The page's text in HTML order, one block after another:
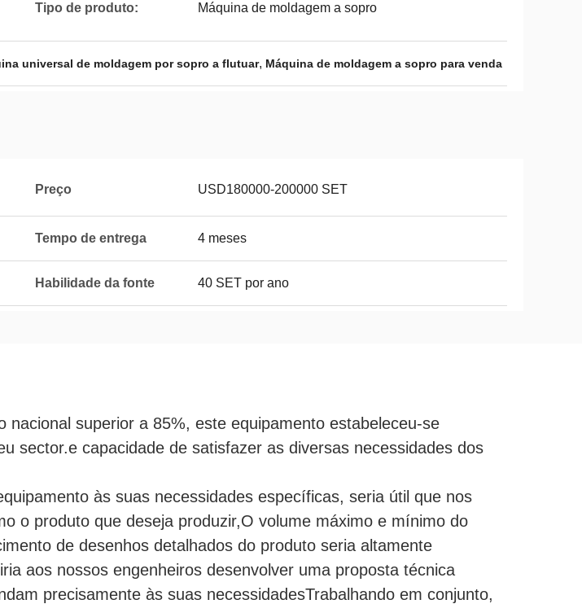
Tipo de produto: Máquina de moldagem a sopro
universal de moldagem por sopro a flutuar, Máquina de moldagem a sopro para venda
Preço USD180000-200000 SET
Tempo de entrega 4 meses
Habilidade da fonte 40 SET por ano
nacional superior a 85%, este equipamento estabeleceu-se
sector.e capacidade de satisfazer as diversas necessidades dos
às suas necessidades específicas, seria útil que nos
o produto que deseja produzir,O volume máximo e mínimo do
de desenhos detalhados do produto seria altamente
aos nossos engenheiros desenvolver uma proposta técnica
precisamente às suas necessidadesTrabalhando em conjunto,